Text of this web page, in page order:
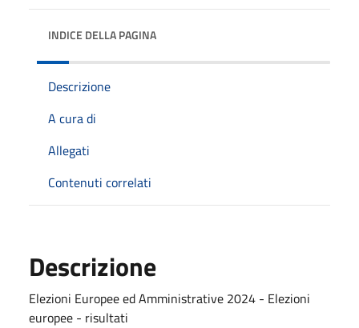
INDICE DELLA PAGINA
Descrizione
A cura di
Allegati
Contenuti correlati
Descrizione
Elezioni Europee ed Amministrative 2024 - Elezioni
europee - risultati